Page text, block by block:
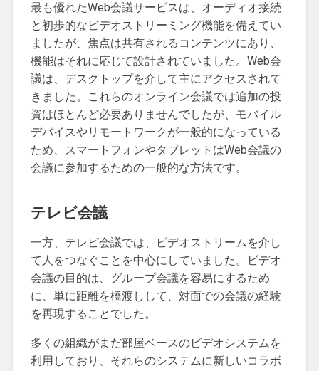
最も優れたWeb会議サービスは、オーディオ接続
と初歩的なビデオストリーミング機能を備えてい
ましたが、焦点は共有されるコンテンツにあり、
機能はそれに応じて設計されていました。Web会
議は、デスクトップを介して主にアクセスされて
きました。これらのオンライン会議では追加の投
資はほとんど必要ありませんでしたが、モバイル
デバイスやリモートワークが一般的になっている
ため、スマートフォンやタブレットはWeb会議の
会議に参加するための一般的な方法です。
テレビ会議
一方、テレビ会議では、ビデオストリームを介し
て人をつなぐことを中心にしていました。ビデオ
会議の目的は、グループ会議を容易にするため
に、単に距離を橋渡しして、対面での会議の経験
を再現することでした。
多くの組織がまだ部屋ベースのビデオシステムを
利用しており、それらのシステムに新しいコラボ